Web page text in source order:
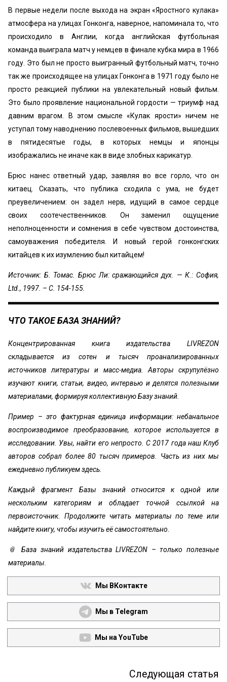
В первые недели после выхода на экран «Яростного кулака»
атмосфера на улицах Гонконга, наверное, напоминала то, что
происходило в Англии, когда английская футбольная
команда выиграла матч у немцев в финале кубка мира в 1966
году. Это был не просто выигранный футбольный матч, точно
так же происходящее на улицах Гонконга в 1971 году было не
просто реакцией публики на увлекательный новый фильм.
Это было проявление национальной гордости — триумф над
давним врагом. В этом смысле «Кулак ярости» ничем не
уступал тому наводнению послевоенных фильмов, вышедших
в пятидесятые годы, в которых немцы и японцы
изображались не иначе как в виде злобных карикатур.
Брюс нанес ответный удар, заявляя во все горло, что он
китаец. Сказать, что публика сходила с ума, не будет
преувеличением: он задел нерв, идущий в самое сердце
своих соотечественников. Он заменил ощущение
неполноценности и сомнения в себе чувством достоинства,
самоуважения победителя. И новый герой гонконгских
китайцев к их изумлению был китайцем!
Источник: Б. Томас. Брюс Ли: сражающийся дух. — К.: София,
Ltd., 1997. – С. 154-155.
ЧТО ТАКОЕ БАЗА ЗНАНИЙ?
Концентрированная книга издательства LIVREZON
складывается из сотен и тысяч проанализированных
источников литературы и масс-медиа. Авторы скрупулёзно
изучают книги, статьи, видео, интервью и делятся полезными
материалами, формируя коллективную Базу знаний.
Пример – это фактурная единица информации: небанальное
воспроизводимое преобразование, которое используется в
исследовании. Увы, найти его непросто. С 2017 года наш Клуб
авторов собрал более 80 тысяч примеров. Часть из них мы
ежедневно публикуем здесь.
Каждый фрагмент Базы знаний относится к одной или
нескольким категориям и обладает точной ссылкой на
первоисточник. Продолжите читать материалы по теме или
найдите книгу, чтобы изучить её самостоятельно.
📎 База знаний издательства LIVREZON – только полезные
материалы.
Мы ВКонтакте
Мы в Telegram
Мы на YouTube
Следующая статья